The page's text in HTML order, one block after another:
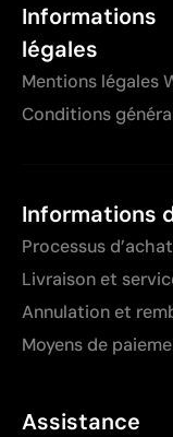
Informations
légales
Mentions légales
Conditions
Informations
Processus d’achat
Livraison et
Annulation et
Moyens de
Assistance